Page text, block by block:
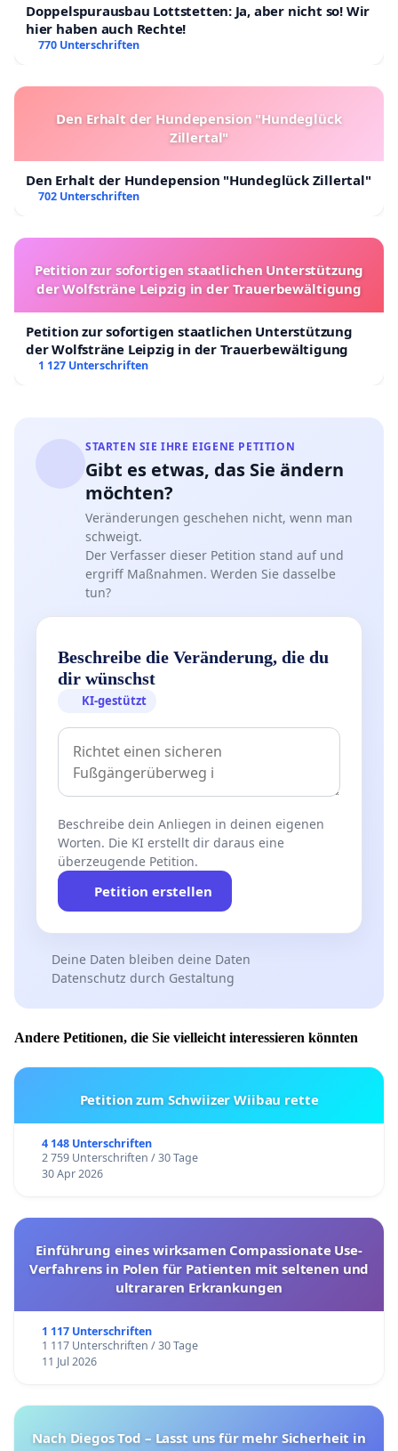
Doppelspurausbau Lottstetten: Ja, aber nicht so! Wir
hier haben auch Rechte!
770 Unterschriften
Den Erhalt der Hundepension "Hundeglück
Zillertal"
Den Erhalt der Hundepension "Hundeglück Zillertal"
702 Unterschriften
Petition zur sofortigen staatlichen Unterstützung
der Wolfsträne Leipzig in der Trauerbewältigung
Petition zur sofortigen staatlichen Unterstützung
der Wolfsträne Leipzig in der Trauerbewältigung
1 127 Unterschriften
STARTEN SIE IHRE EIGENE PETITION
Gibt es etwas, das Sie ändern
möchten?
Veränderungen geschehen nicht, wenn man
schweigt.
Der Verfasser dieser Petition stand auf und
ergriff Maßnahmen. Werden Sie dasselbe
tun?
Beschreibe die Veränderung, die du
dir wünschst
KI-gestützt
Beschreibe dein Anliegen in deinen eigenen
Worten. Die KI erstellt dir daraus eine
überzeugende Petition.
Petition erstellen
Deine Daten bleiben deine Daten
Datenschutz durch Gestaltung
Andere Petitionen, die Sie vielleicht interessieren könnten
Petition zum Schwiizer Wiibau rette
4 148 Unterschriften
2 759 Unterschriften / 30 Tage
30 Apr 2026
Einführung eines wirksamen Compassionate Use-
Verfahrens in Polen für Patienten mit seltenen und
ultrararen Erkrankungen
1 117 Unterschriften
1 117 Unterschriften / 30 Tage
11 Jul 2026
Nach Diegos Tod – Lasst uns für mehr Sicherheit in